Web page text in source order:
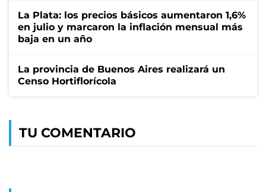
La Plata: los precios básicos aumentaron 1,6%
en julio y marcaron la inflación mensual más
baja en un año
La provincia de Buenos Aires realizará un
Censo Hortiflorícola
TU COMENTARIO